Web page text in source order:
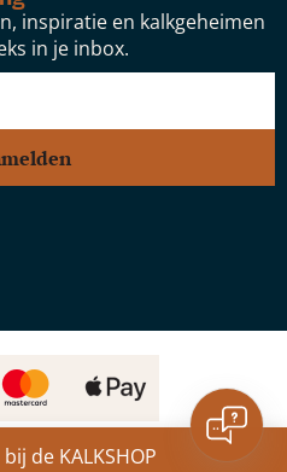
inspiratie en kalkgeheimen
in je inbox.
Studio Speel
de KALKSHOP